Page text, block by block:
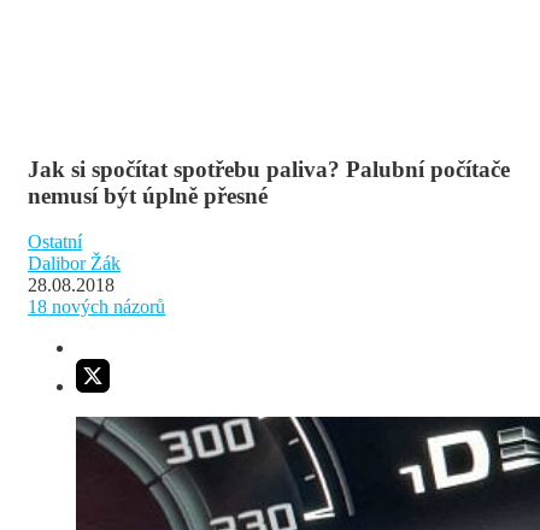
Jak si spočítat spotřebu paliva? Palubní počítače
nemusí být úplně přesné
Ostatní
Dalibor Žák
28.08.2018
18 nových názorů